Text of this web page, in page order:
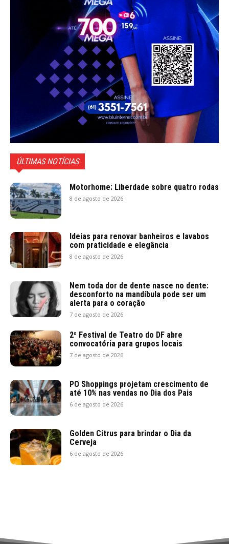
ÚLTIMAS NOTÍCIAS
Motorhome: Liberdade sobre quatro rodas
8 de agosto de 2026
Ideias para renovar banheiros e lavabos
com praticidade e elegância
8 de agosto de 2026
Nem toda dor de dente nasce no dente:
desconforto na mandíbula pode ser um
alerta para o coração
7 de agosto de 2026
2º Festival de Teatro do DF abre
convocatória para grupos locais
7 de agosto de 2026
PO Shoppings projetam crescimento de
até 10% nas vendas no Dia dos Pais
6 de agosto de 2026
Golden Citrus para brindar o Dia da
Cerveja
6 de agosto de 2026